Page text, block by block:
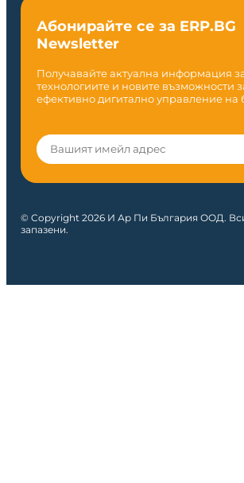
Абонирайте се за ERP.BG
Newsletter
Получавайте актуална информация
технологиите и новите възможности
ефективно дигитално управление на
© Copyright 2026 И Ар Пи България ООД.
запазени.